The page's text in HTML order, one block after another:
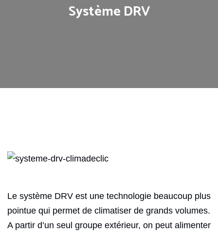
Système DRV
Le système DRV est une technologie beaucoup plus
pointue qui permet de climatiser de grands volumes.
A partir d’un seul groupe extérieur, on peut alimenter